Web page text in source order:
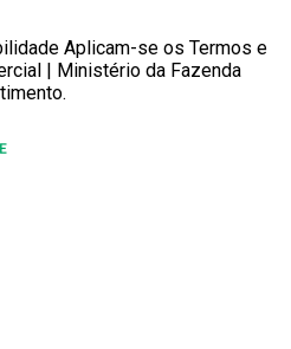
Aplicam-se os Termos e
| Ministério da Fazenda